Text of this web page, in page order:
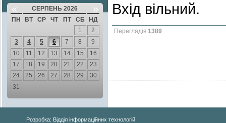
« СЕРПЕНЬ 2026 »
ПН ВТ СР ЧТ ПТ СБ
НД
1
2
3
4 5 6 7 8
9
10
11 12 13 14 15
16
17
18 19 20 21 22
23
24
25 26 27 28 29
30
31
Вхід вільний.
Переглядів 1389
Розробка: Відділ інформаційних технологій